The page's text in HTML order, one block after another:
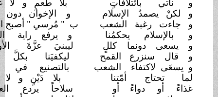
و نأتي بائتلافاتٍ
و لكنْ يصمدُالإسلام
و جاءت رغبة الشعب
و بالإسلاميحكمُنا
و يسعى دونما كللٍ
و قال سنزرع القمح
و يسعَى لاكتفاء الشعب
لما تحتاجأمّتنا
غذاءً أو دواءًأو
بلا طعمٍ و لا
عنوان
و الإخوان دونتوان
ب " مُرسي " أصبح الرُّبّان
و يرفع راية القرآن
ليبنيَ عزَّةَ الأوطان
ليكفيَنا بكلَّأوان
بالتصنيع في إتقان
بلا دَيْنٍ و لا
دَيَّان
سلاحاً يردع العدوان